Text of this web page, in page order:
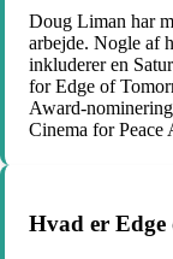
Doug Liman har
arbejde. Nogle af
inkluderer en
for Edge of
Award-
Cinema for Peace
Hvad er